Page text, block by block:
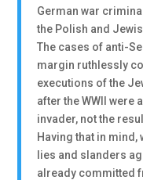
German war
the Polish and
The cases of anti-
margin ruthlessly
executions of the
after the WWII were
invader, not the
Having that in
lies and slanders
already committed